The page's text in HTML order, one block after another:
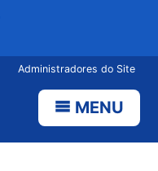
Administradores do Site
MENU